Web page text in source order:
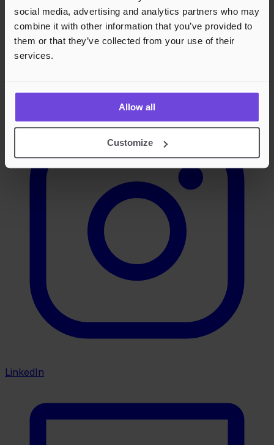
social media, advertising and analytics partners who may
combine it with other information that you’ve provided to
them or that they’ve collected from your use of their
services.
Allow all
Customize
Instagram
LinkedIn